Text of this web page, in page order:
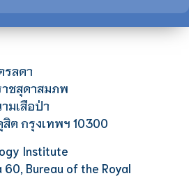
รลดา
ชสุดาสมภพ
มเสือป่า
ต กรุงเทพฯ 10300
Institute
60, Bureau of the Royal